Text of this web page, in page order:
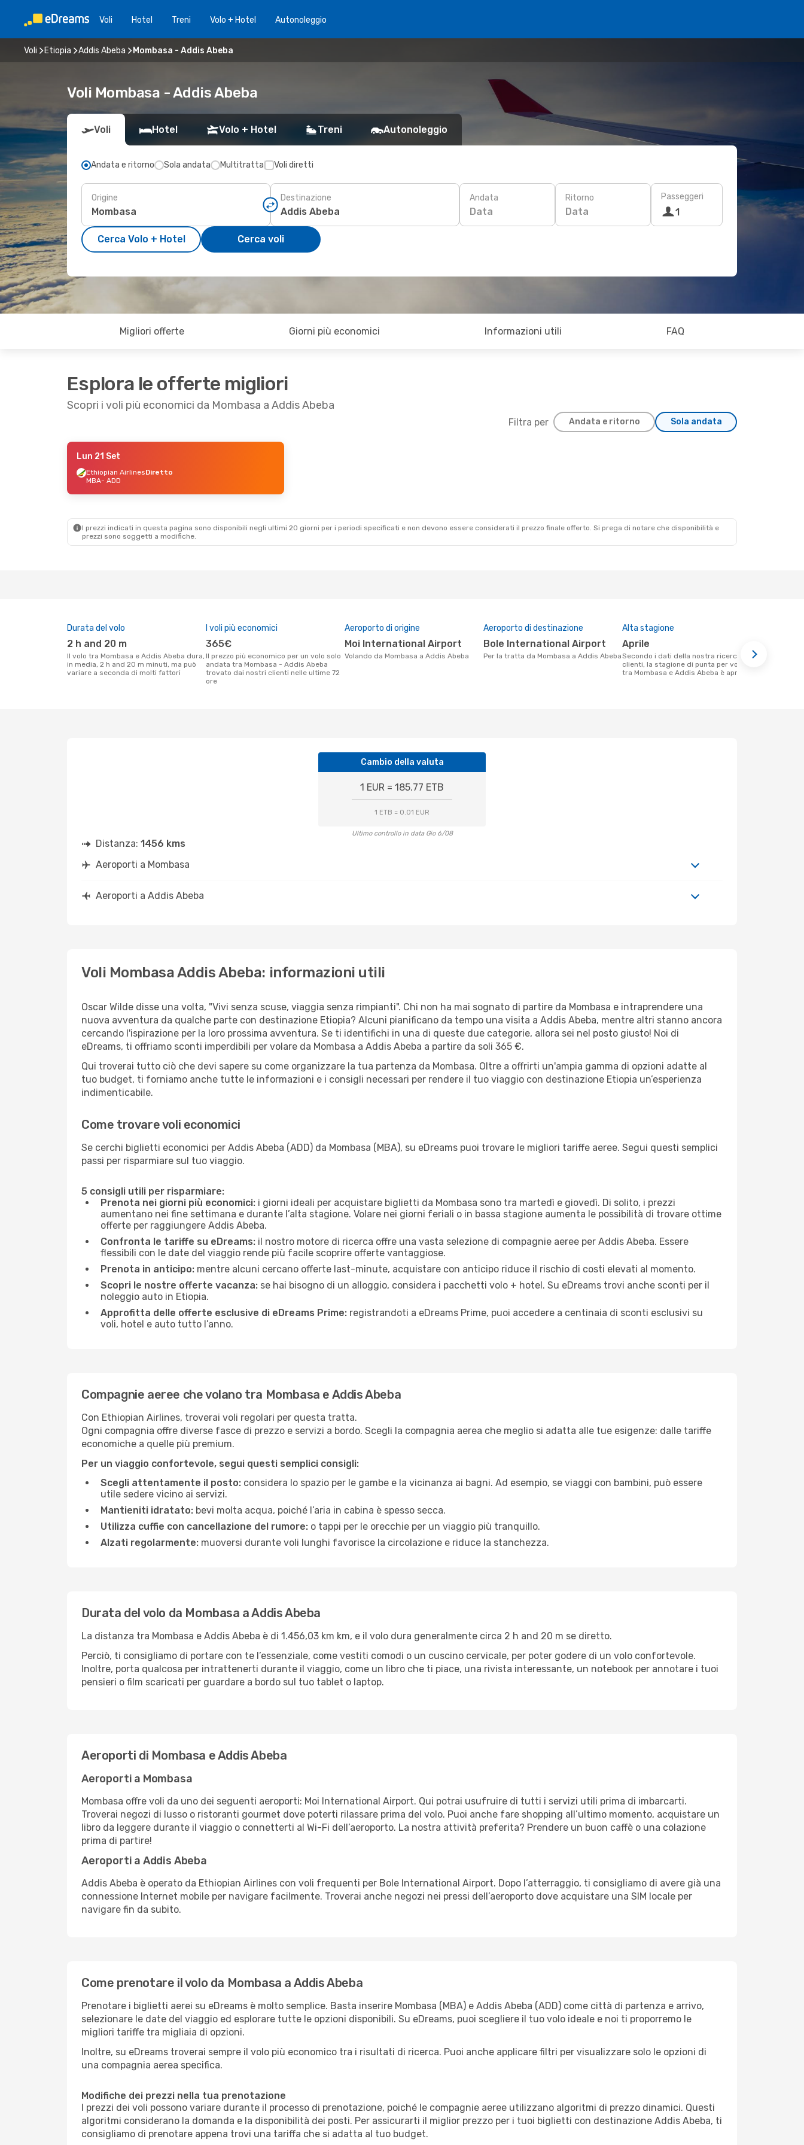
Voli Hotel Treni Volo + Hotel Autonoleggio
Voli Etiopia Addis Abeba Mombasa - Addis Abeba
Voli Mombasa - Addis Abeba
Voli Hotel Volo + Hotel Treni Autonoleggio
Andata e ritorno Sola andata Multitratta Voli diretti
Origine Destinazione Andata
Data
Ritorno
Data
Passeggeri
1
Cerca Volo + Hotel Cerca voli
Migliori offerte Giorni più economici Informazioni utili FAQ
Esplora le offerte migliori
Scopri i voli più economici da Mombasa a Addis Abeba
Filtra per Andata e ritorno Sola andata
- Lun 14 Set
Lun 21 Set
Ethiopian AirlinesDiretto
MBA- ADD
I prezzi indicati in questa pagina sono disponibili negli ultimi 20 giorni per i periodi specificati e non devono essere considerati il ​​prezzo finale offerto. Si prega di notare che disponibilità e
prezzi sono soggetti a modifiche.
Durata del volo
2 h and 20 m
Il volo tra Mombasa e Addis Abeba dura,
in media, 2 h and 20 m minuti, ma può
variare a seconda di molti fattori
I voli più economici
365€
Il prezzo più economico per un volo solo
andata tra Mombasa - Addis Abeba
trovato dai nostri clienti nelle ultime 72
ore
Aeroporto di origine
Moi International Airport
Volando da Mombasa a Addis Abeba
Aeroporto di destinazione
Bole International Airport
Per la tratta da Mombasa a Addis Abeba
Alta stagione
aprile
Secondo i dati della nostra ricerca
clienti, la stagione di punta per volare
tra Mombasa e Addis Abeba è aprile .
Cambio della valuta
1 EUR = 185.77 ETB
1 ETB = 0.01 EUR
Ultimo controllo in data Gio 6/08
Distanza: 1456 kms
Aeroporti a Mombasa
Aeroporti a Addis Abeba
Voli Mombasa Addis Abeba: informazioni utili
Oscar Wilde disse una volta, "Vivi senza scuse, viaggia senza rimpianti". Chi non ha mai sognato di partire da Mombasa e intraprendere una
nuova avventura da qualche parte con destinazione Etiopia? Alcuni pianificano da tempo una visita a Addis Abeba, mentre altri stanno ancora
cercando l'ispirazione per la loro prossima avventura. Se ti identifichi in una di queste due categorie, allora sei nel posto giusto! Noi di
eDreams, ti offriamo sconti imperdibili per volare da Mombasa a Addis Abeba a partire da soli 365 €.
Qui troverai tutto ciò che devi sapere su come organizzare la tua partenza da Mombasa. Oltre a offrirti un'ampia gamma di opzioni adatte al
tuo budget, ti forniamo anche tutte le informazioni e i consigli necessari per rendere il tuo viaggio con destinazione Etiopia un’esperienza
indimenticabile.
Come trovare voli economici
Se cerchi biglietti economici per Addis Abeba (ADD) da Mombasa (MBA), su eDreams puoi trovare le migliori tariffe aeree. Segui questi semplici
passi per risparmiare sul tuo viaggio.
5 consigli utili per risparmiare:
Prenota nei giorni più economici: i giorni ideali per acquistare biglietti da Mombasa sono tra martedì e giovedì. Di solito, i prezzi
aumentano nei fine settimana e durante l’alta stagione. Volare nei giorni feriali o in bassa stagione aumenta le possibilità di trovare ottime
offerte per raggiungere Addis Abeba.
Confronta le tariffe su eDreams: il nostro motore di ricerca offre una vasta selezione di compagnie aeree per Addis Abeba. Essere
flessibili con le date del viaggio rende più facile scoprire offerte vantaggiose.
Prenota in anticipo: mentre alcuni cercano offerte last-minute, acquistare con anticipo riduce il rischio di costi elevati al momento.
Scopri le nostre offerte vacanza: se hai bisogno di un alloggio, considera i pacchetti volo + hotel. Su eDreams trovi anche sconti per il
noleggio auto in Etiopia.
Approfitta delle offerte esclusive di eDreams Prime: registrandoti a eDreams Prime, puoi accedere a centinaia di sconti esclusivi su
voli, hotel e auto tutto l’anno.
Compagnie aeree che volano tra Mombasa e Addis Abeba
Con Ethiopian Airlines, troverai voli regolari per questa tratta.
Ogni compagnia offre diverse fasce di prezzo e servizi a bordo. Scegli la compagnia aerea che meglio si adatta alle tue esigenze: dalle tariffe
economiche a quelle più premium.
Per un viaggio confortevole, segui questi semplici consigli:
Scegli attentamente il posto: considera lo spazio per le gambe e la vicinanza ai bagni. Ad esempio, se viaggi con bambini, può essere
utile sedere vicino ai servizi.
Mantieniti idratato: bevi molta acqua, poiché l’aria in cabina è spesso secca.
Utilizza cuffie con cancellazione del rumore: o tappi per le orecchie per un viaggio più tranquillo.
Alzati regolarmente: muoversi durante voli lunghi favorisce la circolazione e riduce la stanchezza.
Durata del volo da Mombasa a Addis Abeba
La distanza tra Mombasa e Addis Abeba è di 1.456,03 km km, e il volo dura generalmente circa 2 h and 20 m se diretto.
Perciò, ti consigliamo di portare con te l’essenziale, come vestiti comodi o un cuscino cervicale, per poter godere di un volo confortevole.
Inoltre, porta qualcosa per intrattenerti durante il viaggio, come un libro che ti piace, una rivista interessante, un notebook per annotare i tuoi
pensieri o film scaricati per guardare a bordo sul tuo tablet o laptop.
Aeroporti di Mombasa e Addis Abeba
Aeroporti a Mombasa
Mombasa offre voli da uno dei seguenti aeroporti: Moi International Airport. Qui potrai usufruire di tutti i servizi utili prima di imbarcarti.
Troverai negozi di lusso o ristoranti gourmet dove poterti rilassare prima del volo. Puoi anche fare shopping all’ultimo momento, acquistare un
libro da leggere durante il viaggio o connetterti al Wi-Fi dell’aeroporto. La nostra attività preferita? Prendere un buon caffè o una colazione
prima di partire!
Aeroporti a Addis Abeba
Addis Abeba è operato da Ethiopian Airlines con voli frequenti per Bole International Airport. Dopo l’atterraggio, ti consigliamo di avere già una
connessione Internet mobile per navigare facilmente. Troverai anche negozi nei pressi dell’aeroporto dove acquistare una SIM locale per
navigare fin da subito.
Come prenotare il volo da Mombasa a Addis Abeba
Prenotare i biglietti aerei su eDreams è molto semplice. Basta inserire Mombasa (MBA) e Addis Abeba (ADD) come città di partenza e arrivo,
selezionare le date del viaggio ed esplorare tutte le opzioni disponibili. Su eDreams, puoi scegliere il tuo volo ideale e noi ti proporremo le
migliori tariffe tra migliaia di opzioni.
Inoltre, su eDreams troverai sempre il volo più economico tra i risultati di ricerca. Puoi anche applicare filtri per visualizzare solo le opzioni di
una compagnia aerea specifica.
Modifiche dei prezzi nella tua prenotazione
I prezzi dei voli possono variare durante il processo di prenotazione, poiché le compagnie aeree utilizzano algoritmi di prezzo dinamici. Questi
algoritmi considerano la domanda e la disponibilità dei posti. Per assicurarti il miglior prezzo per i tuoi biglietti con destinazione Addis Abeba, ti
consigliamo di prenotare appena trovi una tariffa che si adatta al tuo budget.